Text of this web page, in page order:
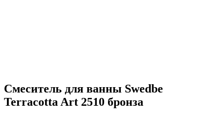
Смеситель для ванны Swedbe
Terracotta Art 2510 бронза